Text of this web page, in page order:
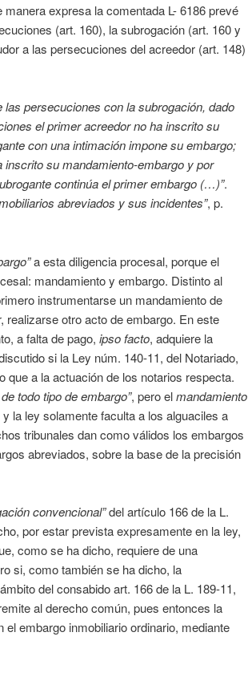
expresa la comentada L- 6186 prevé
(art. 160), la subrogación (art. 160 y
a las persecuciones del acreedor (art. 148)
las persecuciones con la subrogación, dado
el primer acreedor no ha inscrito su
con una intimación impone su embargo;
su mandamiento-embargo y por
continúa el primer embargo (…)”.
abreviados y sus incidentes”, p.
a esta diligencia procesal, porque el
mandamiento y embargo. Distinto al
instrumentarse un mandamiento de
realizarse otro acto de embargo. En este
a falta de pago, ipso facto, adquiere la
si la Ley núm. 140-11, del Notariado,
a la actuación de los notarios respecta.
de todo tipo de embargo”, pero elmandamiento
la ley solamente faculta a los alguaciles a
tribunales dan como válidos los embargos
abreviados, sobre la base de la precisión
convencional”del artículo 166 de la L.
por estar prevista expresamente en la ley,
como se ha dicho, requiere de una
si, como también se ha dicho, la
del consabido art. 166 de la L. 189-11,
al derecho común, pues entonces la
embargo inmobiliario ordinario, mediante